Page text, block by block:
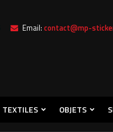
Email: contact@mp-
TEXTILES OBJETS